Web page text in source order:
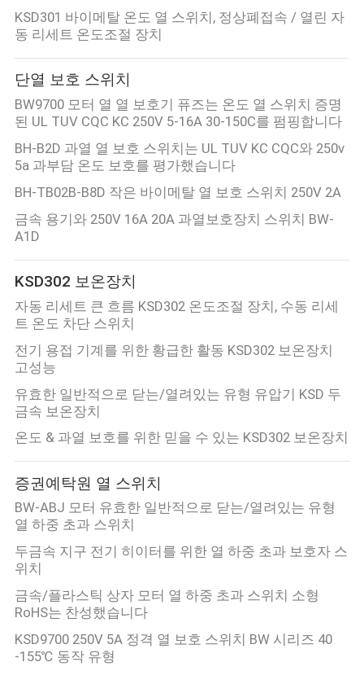
투
어
품
질
관
리
연
락
처
뉴
스
모
든
케
이
스
사
KSD301 바이메탈 온도 열 스위치, 정상폐접속 / 열린 자
동 리세트 온도조절 장치
단열 보호 스위치
BW9700 모터 열 열 보호기 퓨즈는 온도 열 스위치 증명
된 UL TUV CQC KC 250V 5-16A 30-150C를 펌핑합니다
BH-B2D 과열 열 보호 스위치는 UL TUV KC CQC와 250v
5a 과부담 온도 보호를 평가했습니다
BH-TB02B-B8D 작은 바이메탈 열 보호 스위치 250V 2A
금속 용기와 250V 16A 20A 과열보호장치 스위치 BW-
A1D
KSD302 보온장치
자동 리세트 큰 흐름 KSD302 온도조절 장치, 수동 리세
트 온도 차단 스위치
전기 용접 기계를 위한 황급한 활동 KSD302 보온장치
고성능
유효한 일반적으로 닫는/열려있는 유형 유압기 KSD 두
금속 보온장치
온도 & 과열 보호를 위한 믿을 수 있는 KSD302 보온장치
증권예탁원 열 스위치
BW-ABJ 모터 유효한 일반적으로 닫는/열려있는 유형
열 하중 초과 스위치
두금속 지구 전기 히이터를 위한 열 하중 초과 보호자 스
위치
금속/플라스틱 상자 모터 열 하중 초과 스위치 소형
RoHS는 찬성했습니다
KSD9700 250V 5A 정격 열 보호 스위치 BW 시리즈 40
-155℃ 동작 유형